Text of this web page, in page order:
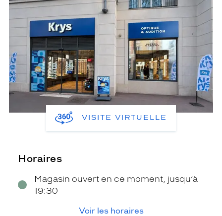
VISITE VIRTUELLE
Horaires
Magasin ouvert en ce moment, jusqu’à
19:30
Voir les horaires